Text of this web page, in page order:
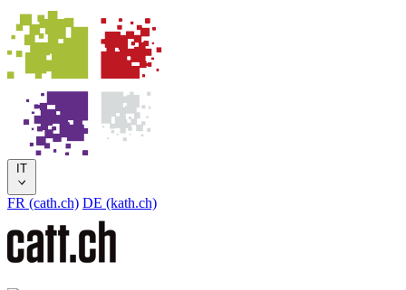
IT
FR (cath.ch) DE (kath.ch)